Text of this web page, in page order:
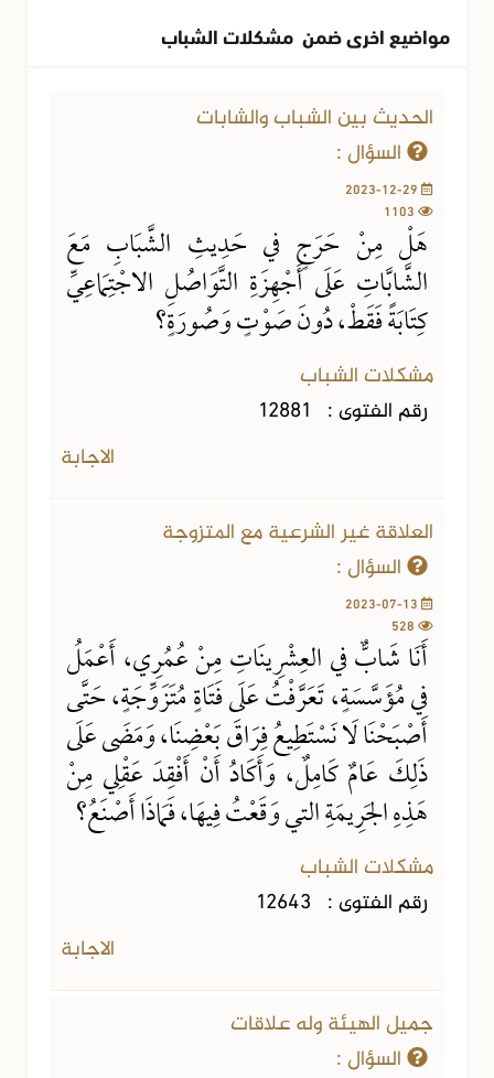
مواضيع اخرى ضمن مشكلات الشباب
الحديث بين الشباب والشابات
السؤال :
هَلْ مِنْ حَرَجٍ في حَدِيثِ الشَّبَابِ مَعَ
الشَّابَّاتِ عَلَى أَجْهِزَةِ التَّوَاصُلِ الاجْتِمَاعِيِّ
كِتَابَةً فَقَطْ، دُونَ صَوْتٍ وَصُورَةٍ؟
مشكلات الشباب
رقم الفتوى : 12881
الاجابة
العلاقة غير الشرعية مع المتزوجة
السؤال :
أَنَا شَابٌّ في العِشْرِينَاتِ مِنْ عُمُرِي، أَعْمَلُ
في مُؤَسَّسَةٍ، تَعَرَّفْتُ عَلَى فَتَاةٍ مُتَزَوِّجَةٍ، حَتَّى
أَصْبَحْنَا لَا نَسْتَطِيعُ فِرَاقَ بَعْضِنَا، وَمَضَى عَلَى
ذَلِكَ عَامٌ كَامِلٌ، وَأَكَادُ أَنْ أَفْقِدَ عَقْلِي مِنْ
هَذِهِ الجَرِيمَةِ التي وَقَعْتُ فِيهَا، فَمَاذَا أَصْنَعُ؟
مشكلات الشباب
رقم الفتوى : 12643
الاجابة
جميل الهيئة وله علاقات
السؤال :